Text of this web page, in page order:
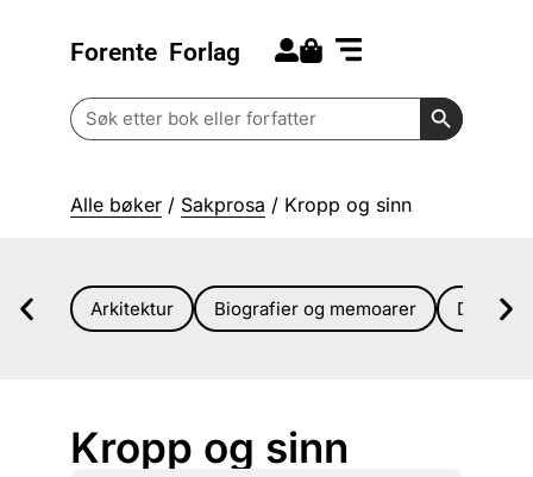
Forente Forlag
Search
for:
Search
Alle bøker / Sakprosa / Kropp og sinn
Arkitektur Biografier og memoarer Diverse
Kropp og sinn